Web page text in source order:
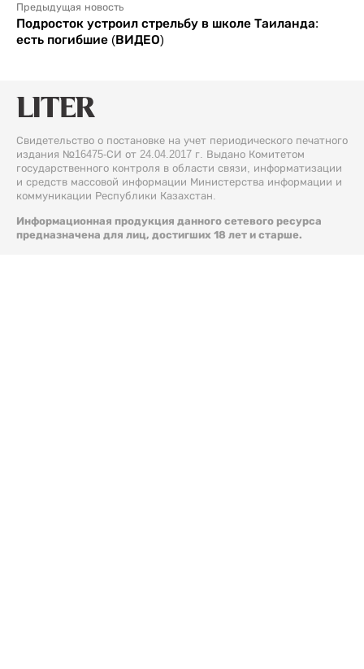
Предыдущая новость
Подросток устроил стрельбу в школе Таиланда:
есть погибшие (ВИДЕО)
Свидетельство о постановке на учет периодического печатного
издания №16475-СИ от 24.04.2017 г. Выдано Комитетом
государственного контроля в области связи, информатизации
и средств массовой информации Министерства информации и
коммуникации Республики Казахстан.
Информационная продукция данного сетевого ресурса
предназначена для лиц, достигших 18 лет и старше.